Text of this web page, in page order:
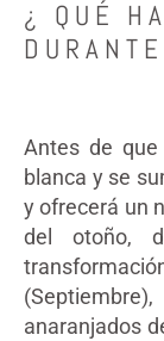
¿ QUÉ
Antes de
blanca y se
y ofrecerá un
del otoño,
anaranjados